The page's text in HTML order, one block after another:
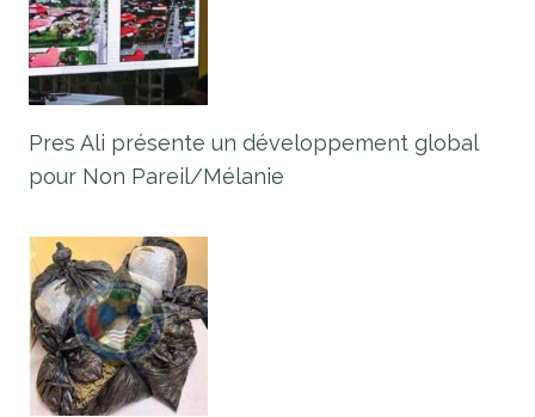
Pres Ali présente un développement global
pour Non Pareil/Mélanie